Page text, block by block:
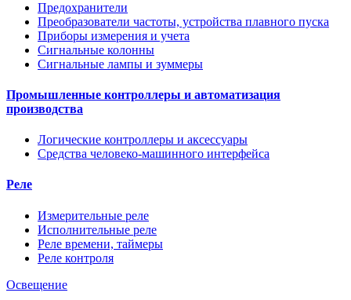
Предохранители
Преобразователи частоты, устройства плавного пуска
Приборы измерения и учета
Сигнальные колонны
Сигнальные лампы и зуммеры
Промышленные контроллеры и автоматизация
производства
Логические контроллеры и аксессуары
Средства человеко-машинного интерфейса
Реле
Измерительные реле
Исполнительные реле
Реле времени, таймеры
Реле контроля
Освещение